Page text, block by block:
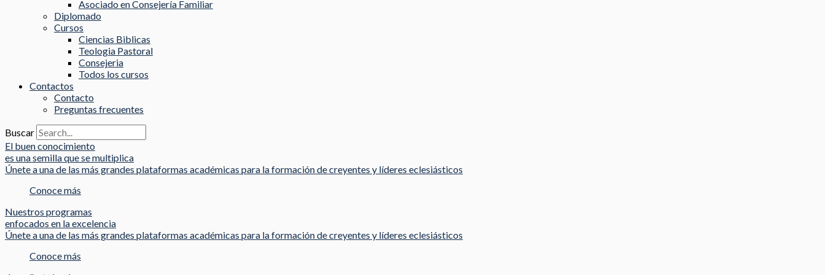
Asociado en Consejería Familiar
Diplomado
Cursos
Ciencias Biblicas
Teologia Pastoral
Consejeria
Todos los cursos
Contactos
Contacto
Preguntas frecuentes
Buscar
El buen conocimiento
es una semilla que se multiplica
Únete a una de las más grandes plataformas académicas para la formación de creyentes y líderes eclesiásticos
Conoce más
Nuestros programas
enfocados en la excelencia
Únete a una de las más grandes plataformas académicas para la formación de creyentes y líderes eclesiásticos
Conoce más